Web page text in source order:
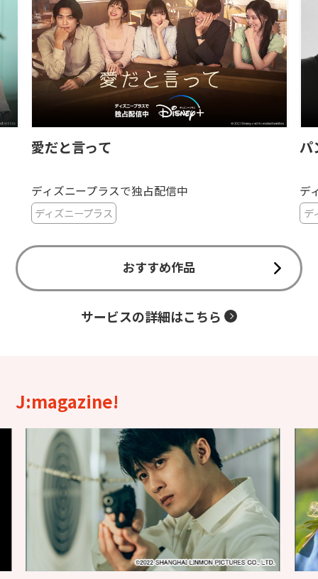
愛だと言って
ディズニープラスで独占配信中
ディズニープラス
パ
デ
デ
おすすめ作品
サービスの詳細はこちら
J:magazine!